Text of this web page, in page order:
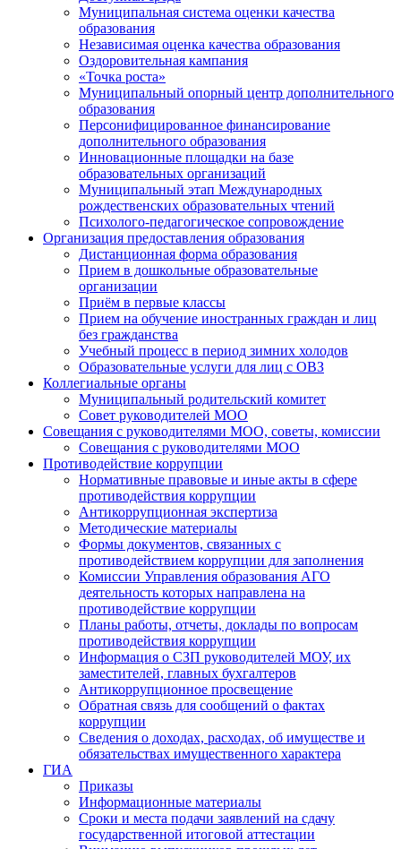
Муниципальная система оценки качества
образования
Независимая оценка качества образования
Оздоровительная кампания
«Точка роста»
Муниципальный опорный центр дополнительного
образования
Персонифицированное финансирование
дополнительного образования
Инновационные площадки на базе
образовательных организаций
Муниципальный этап Международных
рождественских образовательных чтений
Психолого-педагогическое сопровождение
Организация предоставления образования
Дистанционная форма образования
Прием в дошкольные образовательные
организации
Приём в первые классы
Прием на обучение иностранных граждан и лиц
без гражданства
Учебный процесс в период зимних холодов
Образовательные услуги для лиц с ОВЗ
Коллегиальные органы
Муниципальный родительский комитет
Совет руководителей МОО
Совещания с руководителями МОО, советы, комиссии
Совещания с руководителями МОО
Противодействие коррупции
Нормативные правовые и иные акты в сфере
противодействия коррупции
Антикоррупционная экспертиза
Методические материалы
Формы документов, связанных с
противодействием коррупции для заполнения
Комиссии Управления образования АГО
деятельность которых направлена на
противодействие коррупции
Планы работы, отчеты, доклады по вопросам
противодействия коррупции
Информация о СЗП руководителей МОУ, их
заместителей, главных бухгалтеров
Антикоррупционное просвещение
Обратная связь для сообщений о фактах
коррупции
Сведения о доходах, расходах, об имуществе и
обязательствах имущественного характера
ГИА
Приказы
Информационные материалы
Сроки и места подачи заявлений на сдачу
государственной итоговой аттестации